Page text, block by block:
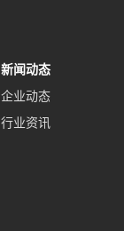
新闻动态
企业动态
行业资讯